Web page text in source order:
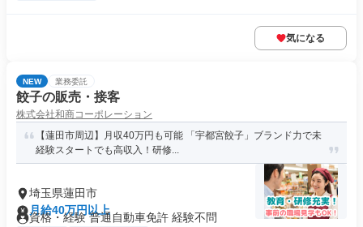
気になる
NEW 業務委託
餃子の販売・接客
株式会社和商コーポレーション
【蓮田市周辺】月収40万円も可能 「宇都宮餃子」ブランド力で未
経験スタートでも高収入！研修...
埼玉県蓮田市
月給40万円以上
資格・経験 普通自動車免許 経験不問